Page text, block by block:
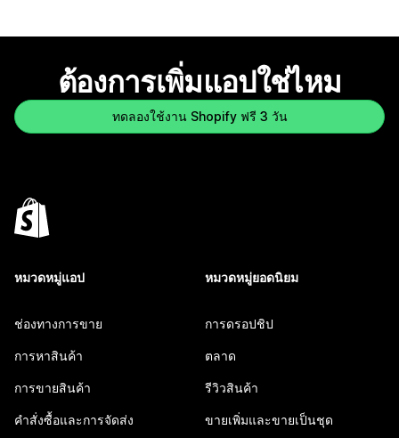
ต้องการเพิ่มแอปใช่ไหม
ทดลองใช้งาน Shopify ฟรี 3 วัน
หมวดหมู่แอป
ช่องทางการขาย
การหาสินค้า
การขายสินค้า
คำสั่งซื้อและการจัดส่ง
หมวดหมู่ยอดนิยม
การดรอปชิป
ตลาด
รีวิวสินค้า
ขายเพิ่มและขายเป็นชุด